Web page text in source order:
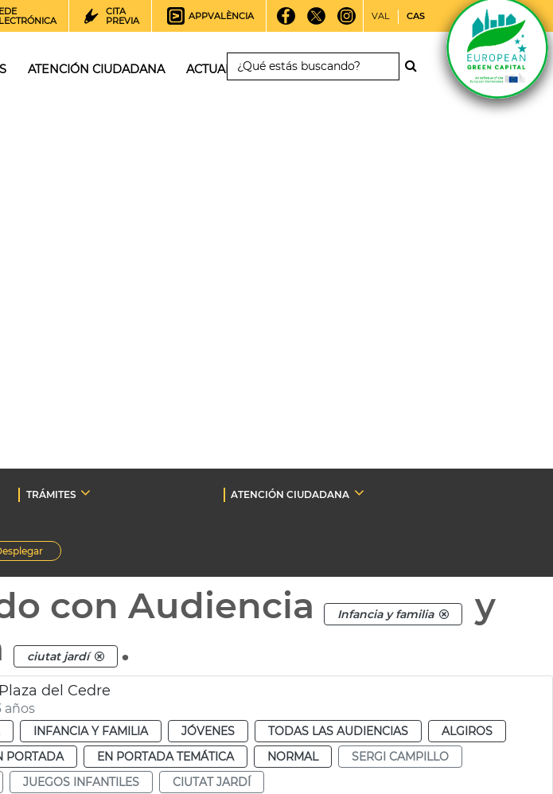
CITA
PREVIA
APPVALÈNCIA VAL CAS
ATENCIÓN CIUDADANA ACTUALIDAD
TRÁMITES
ATENCIÓN CIUDADANA
con Audiencia Infancia y familia
y
ciutat jardí .
del Cedre
años
INFANCIA Y FAMILIA JÓVENES TODAS LAS AUDIENCIAS
ALGIROS
PORTADA EN PORTADA TEMÁTICA NORMAL
SERGI CAMPILLO
JUEGOS INFANTILES CIUTAT JARDÍ